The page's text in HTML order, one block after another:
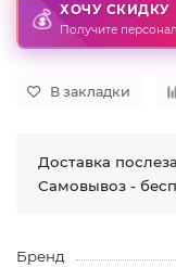
💰 ХОЧУ СКИДКУ
Получите
В закладки
Доставка
Самовывоз -
Бренд